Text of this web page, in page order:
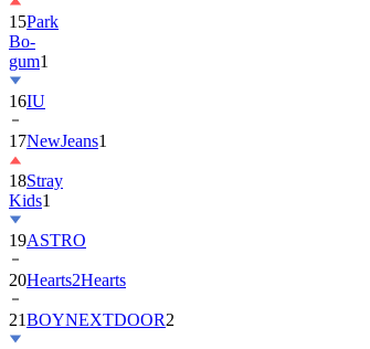
15Park
Bo-
gum1
16IU
17NewJeans1
18Stray
Kids1
19ASTRO
20Hearts2Hearts
21BOYNEXTDOOR2